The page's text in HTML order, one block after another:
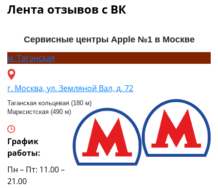
Лента отзывов с ВК
Сервисные центры Apple №1 в Москве
м. Таганская
г. Москва, ул. Земляной Вал, д. 72
Таганская кольцевая (180 м)
Марксистская (490 м)
График
работы:
Пн – Пт: 11.00 –
21.00